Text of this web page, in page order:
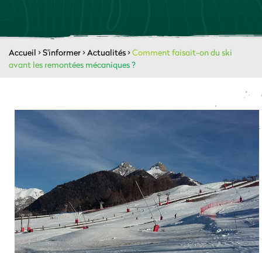
Accueil >S'informer>Actualités>Comment faisait-on du ski
avant les remontées mécaniques ?